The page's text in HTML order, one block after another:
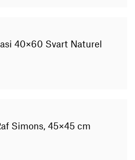
40×60 Svart Naturel
Simons, 45×45 cm